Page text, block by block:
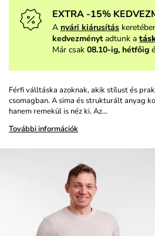
EXTRA -15%
A nyári kiárusítás
kedvezménytadtunk a
Már csak 08.10-ig, hétfőig
Férfi válltáska azoknak, akik stílust és
csomagban. A sima és strukturált anyag
hanem remekül is néz ki. Az…
További információk